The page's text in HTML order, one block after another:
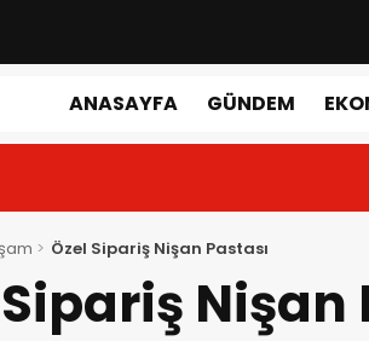
ANASAYFA GÜNDEM
Özel Sipariş Nişan Pastası
Nişan